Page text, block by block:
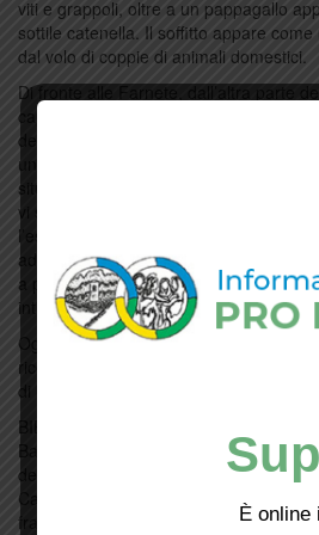
viti e grappoli, oltre a un pappagallo
sottile catenella. Il soffitto appare
dal volo di coppie di animali domestici.
Di fronte alle Farnete, dall’altra parte
cappella gentilizia della fine Ottocento
delle Prata, ampliata nella parte
un pregevole ciclo di affreschi quattro-
situato in una proprietà dei Lepri a
vi sono sepolti Federico Lepri e i suoi
l’esterno della cappella, circondato da
adorno di un vialetto, è in stato di
a percepire che un tempo l’area
intima.
Oggi Villa Le Farnete è divenuta un
ricevimenti, pranzi di lavoro, cene
di bed and breakfast.
BIBLIOGRAFIA
Barni, Chetti – Romby , Giuseppina
del Montalbano, Pistoia 2011.
Carmignano e Poggio a Caiano,
fra Medioevo ed Età contemporanea,
È online